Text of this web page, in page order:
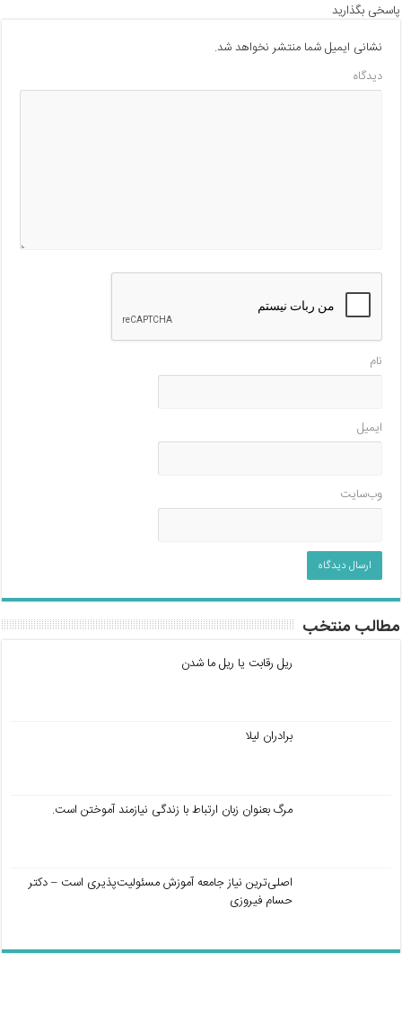
پاسخی بگذارید
نشانی ایمیل شما منتشر نخواهد شد.
دیدگاه
نام
ایمیل
وب‌سایت
مطالب منتخب
ریل رقابت یا ریل ما شدن
برادران لیلا
مرگ بعنوان زبان ارتباط با زندگی نیازمند آموختن است.
اصلی‌ترین نیاز جامعه آموزش مسئولیت‌پذیری است – دکتر
حسام فیروزی